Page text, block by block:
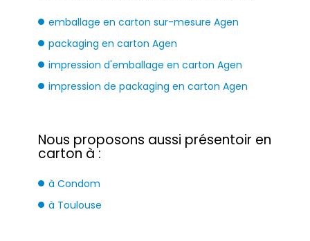
emballage en carton sur-mesure Agen
packaging en carton Agen
impression d'emballage en carton Agen
impression de packaging en carton Agen
Nous proposons aussi présentoir en
carton à :
à Condom
à Toulouse